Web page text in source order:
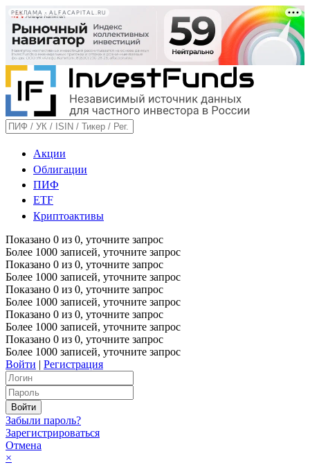
РЕКЛАМА • ALFACAPITAL.RU
Акции
Облигации
ПИФ
ETF
Криптоактивы
Показано 0 из 0, уточните запрос
Более 1000 записей, уточните запрос
Показано 0 из 0, уточните запрос
Более 1000 записей, уточните запрос
Показано 0 из 0, уточните запрос
Более 1000 записей, уточните запрос
Показано 0 из 0, уточните запрос
Более 1000 записей, уточните запрос
Показано 0 из 0, уточните запрос
Более 1000 записей, уточните запрос
Войти | Регистрация
Забыли пароль?
Зарегистрироваться
Отмена
×